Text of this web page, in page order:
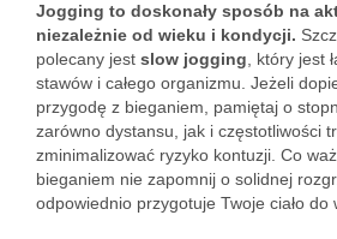
Jogging to doskonały sposób na
niezależnie od wieku i kondycji.
polecany jest slow jogging , który jest
stawów i całego organizmu. Jeżeli
przygodę z bieganiem, pamiętaj o
zarówno dystansu, jak i częstotliwości
zminimalizować ryzyko kontuzji. Co
bieganiem nie zapomnij o solidnej
odpowiednio przygotuje Twoje ciało do